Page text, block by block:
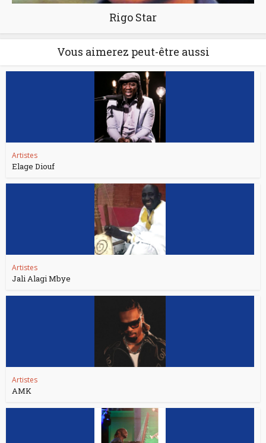
Rigo Star
Vous aimerez peut-être aussi
Artistes
Elage Diouf
Artistes
Jali Alagi Mbye
Artistes
AMK